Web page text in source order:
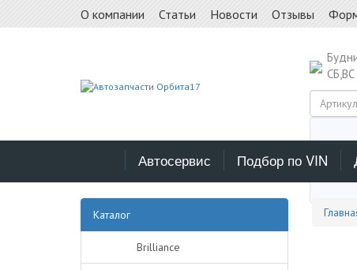
О компании Статьи Новости Отзывы
СБ,ВС
Автосервис Подбор по VIN
Каталог
Brilliance